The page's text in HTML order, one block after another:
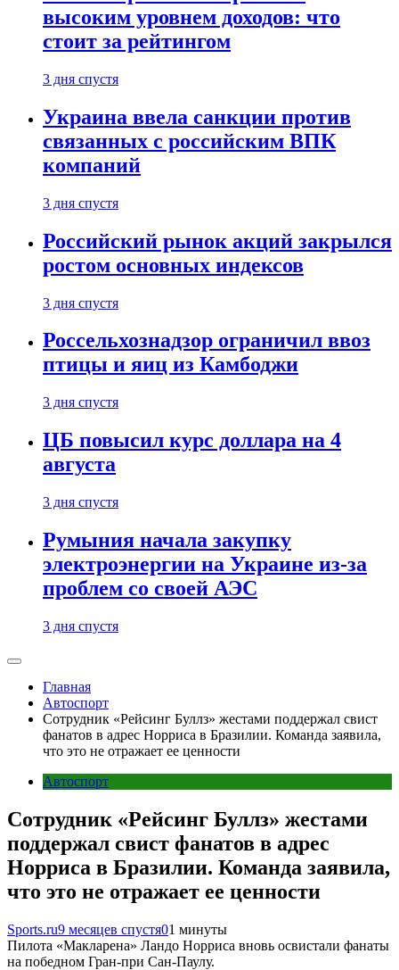
высоким уровнем доходов: что
стоит за рейтингом
3 дня спустя
Украина ввела санкции против
связанных с российским ВПК
компаний
3 дня спустя
Российский рынок акций закрылся
ростом основных индексов
3 дня спустя
Россельхознадзор ограничил ввоз
птицы и яиц из Камбоджи
3 дня спустя
ЦБ повысил курс доллара на 4
августа
3 дня спустя
Румыния начала закупку
электроэнергии на Украине из-за
проблем со своей АЭС
3 дня спустя
Главная
Автоспорт
Сотрудник «Рейсинг Буллз» жестами поддержал свист
фанатов в адрес Норриса в Бразилии. Команда заявила,
что это не отражает ее ценности
Автоспорт
Сотрудник «Рейсинг Буллз» жестами
поддержал свист фанатов в адрес
Норриса в Бразилии. Команда заявила,
что это не отражает ее ценности
Sports.ru9 месяцев спустя01 минуты
Пилота «Макларена» Ландо Норриса вновь освистали фанаты
на победном Гран-при Сан-Паулу.